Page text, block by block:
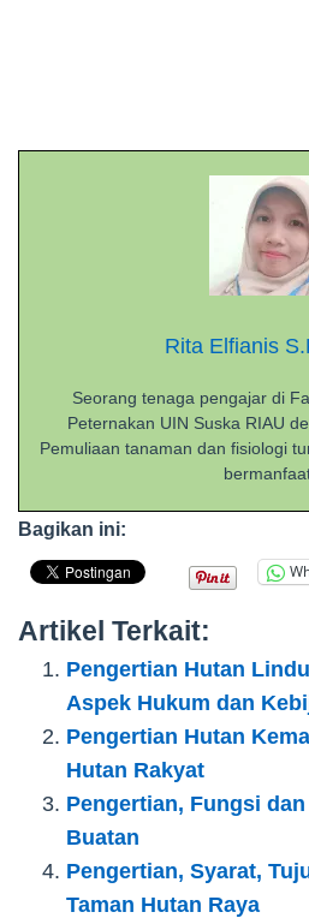
Rita Elfianis
Seorang tenaga pengajar di
Peternakan UIN Suska RIAU
Pemuliaan tanaman dan fisiologi
Bagikan ini:
Artikel Terkait:
Pengertian Hutan
Aspek Hukum dan
Pengertian Hutan
Hutan Rakyat
Pengertian, Fungsi
Buatan
Pengertian, Syarat,
Taman Hutan Raya